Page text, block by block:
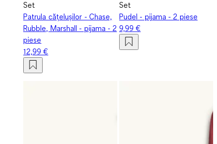
Set
Patrula cățelușilor - Chase,
Rubble, Marshall - pijama - 2
piese
12,99 €
Set
Pudel - pijama - 2 piese
9,99 €